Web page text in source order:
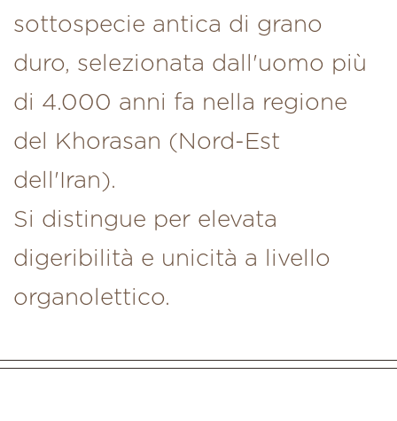
sottospecie antica di grano
duro, selezionata dall'uomo più
di 4.000 anni fa nella regione
del Khorasan (Nord-Est
dell'Iran).
Si distingue per elevata
digeribilità e unicità a livello
organolettico.